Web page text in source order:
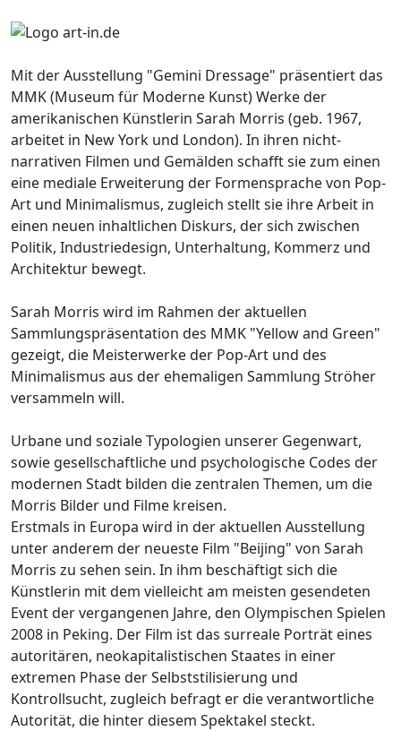
Mit der Ausstellung "Gemini Dressage" präsentiert das
MMK (Museum für Moderne Kunst) Werke der
amerikanischen Künstlerin Sarah Morris (geb. 1967,
arbeitet in New York und London). In ihren nicht-
narrativen Filmen und Gemälden schafft sie zum einen
eine mediale Erweiterung der Formensprache von Pop-
Art und Minimalismus, zugleich stellt sie ihre Arbeit in
einen neuen inhaltlichen Diskurs, der sich zwischen
Politik, Industriedesign, Unterhaltung, Kommerz und
Architektur bewegt.
Sarah Morris wird im Rahmen der aktuellen
Sammlungspräsentation des MMK "Yellow and Green"
gezeigt, die Meisterwerke der Pop-Art und des
Minimalismus aus der ehemaligen Sammlung Ströher
versammeln will.
Urbane und soziale Typologien unserer Gegenwart,
sowie gesellschaftliche und psychologische Codes der
modernen Stadt bilden die zentralen Themen, um die
Morris Bilder und Filme kreisen.
Erstmals in Europa wird in der aktuellen Ausstellung
unter anderem der neueste Film "Beijing" von Sarah
Morris zu sehen sein. In ihm beschäftigt sich die
Künstlerin mit dem vielleicht am meisten gesendeten
Event der vergangenen Jahre, den Olympischen Spielen
2008 in Peking. Der Film ist das surreale Porträt eines
autoritären, neokapitalistischen Staates in einer
extremen Phase der Selbststilisierung und
Kontrollsucht, zugleich befragt er die verantwortliche
Autorität, die hinter diesem Spektakel steckt.